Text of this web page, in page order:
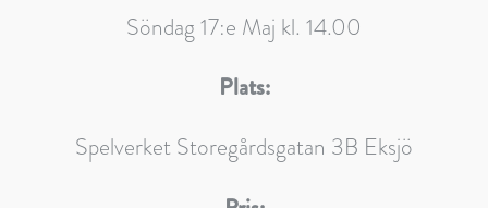
Söndag 17:e Maj kl. 14.00
Plats:
Spelverket Storegårdsgatan 3B Eksjö